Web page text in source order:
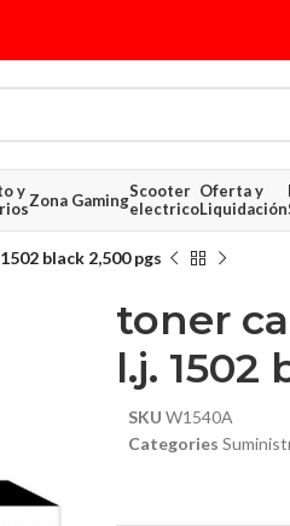
y Zona GamingScooter
electrico
Oferta y
Liquidación
black 2,500 pgs
$ 112.52
toner
l.j. 1502
SKU W1540A
Categories